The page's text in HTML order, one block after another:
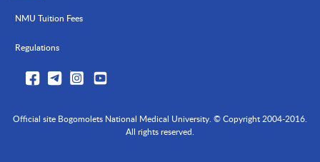
NMU Tuition Fees
Regulations
Official site Bogomolets National Medical University. © Copyright 2004-2016.
All rights reserved.